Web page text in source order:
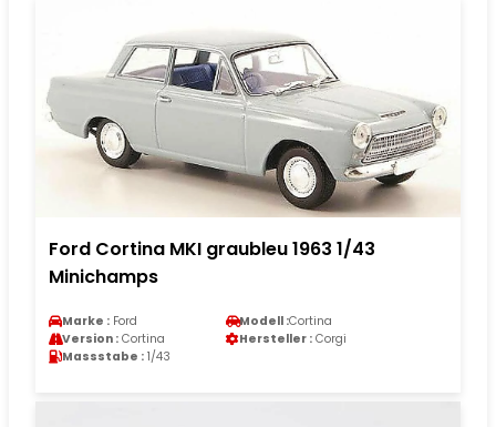
Ford Cortina MKI graubleu 1963 1/43
Minichamps
Marke : Ford Modell :Cortina
Version : Cortina Hersteller : Corgi
Massstabe : 1/43